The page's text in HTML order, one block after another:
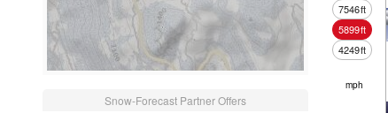
Snow-Forecast Partner Offers
7546ft
5899ft
4249ft
mph